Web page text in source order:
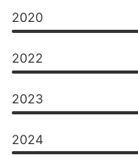
2020
2022
2023
2024